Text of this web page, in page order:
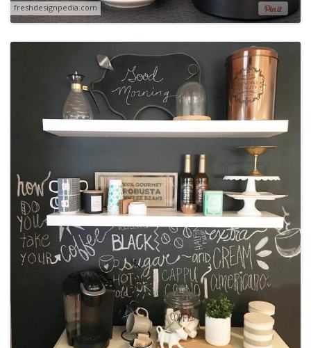
freshdesignpedia.com